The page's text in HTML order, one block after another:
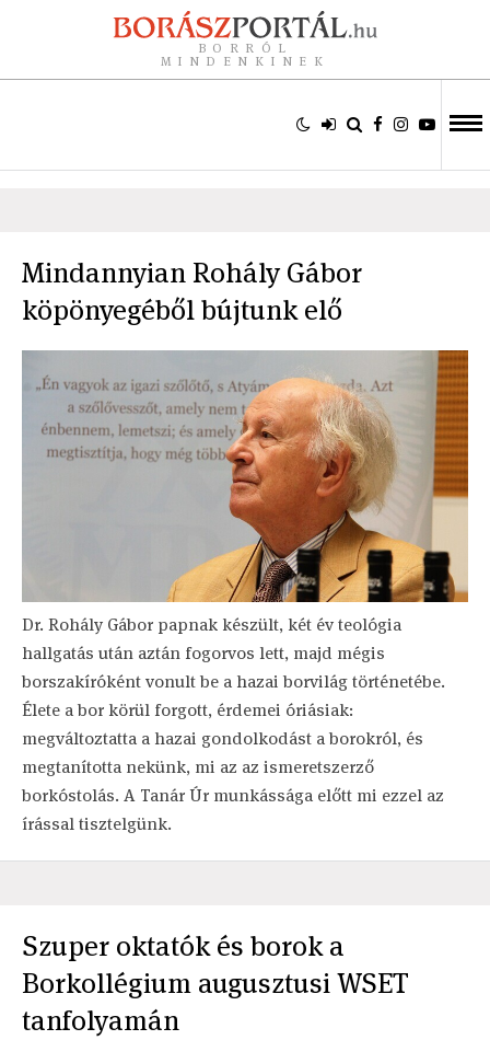
BORRÓL
MINDENKINEK
Mindannyian Rohály Gábor
köpönyegéből bújtunk elő
Dr. Rohály Gábor papnak készült, két év teológia
hallgatás után aztán fogorvos lett, majd mégis
borszakíróként vonult be a hazai borvilág történetébe.
Élete a bor körül forgott, érdemei óriásiak:
megváltoztatta a hazai gondolkodást a borokról, és
megtanította nekünk, mi az az ismeretszerző
borkóstolás. A Tanár Úr munkássága előtt mi ezzel az
írással tisztelgünk.
Szuper oktatók és borok a
Borkollégium augusztusi WSET
tanfolyamán